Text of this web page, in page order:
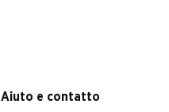
Aiuto e contatto